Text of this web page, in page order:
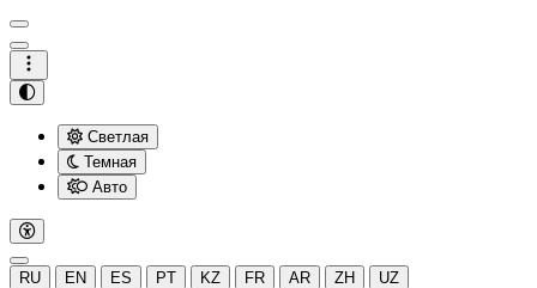
Светлая
Темная
Авто
RU EN ES PT KZ FR AR ZH
UZ